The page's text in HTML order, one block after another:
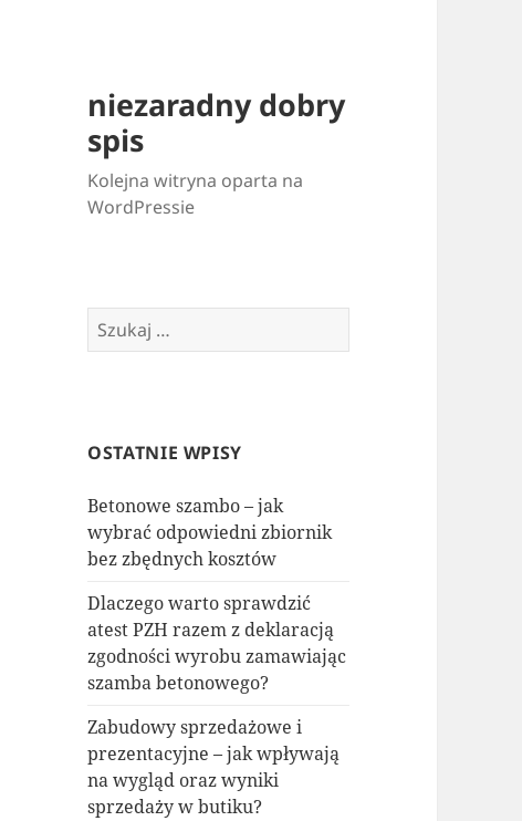
niezaradny dobry
spis
Kolejna witryna oparta na
WordPressie
Szukaj:
OSTATNIE WPISY
Betonowe szambo – jak
wybrać odpowiedni zbiornik
bez zbędnych kosztów
Dlaczego warto sprawdzić
atest PZH razem z deklaracją
zgodności wyrobu zamawiając
szamba betonowego?
Zabudowy sprzedażowe i
prezentacyjne – jak wpływają
na wygląd oraz wyniki
sprzedaży w butiku?